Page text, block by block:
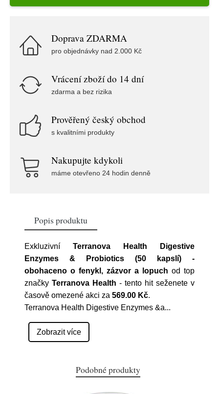
Doprava ZDARMA
pro objednávky nad 2.000 Kč
Vrácení zboží do 14 dní
zdarma a bez rizika
Prověřený český obchod
s kvalitními produkty
Nakupujte kdykoli
máme otevřeno 24 hodin denně
Popis produktu
Exkluzivní Terranova Health Digestive
Enzymes & Probiotics (50 kapslí) -
obohaceno o fenykl, zázvor a lopuch od top
značky Terranova Health - tento hit seženete v
časově omezené akci za 569.00 Kč.
Terranova Health Digestive Enzymes &a...
Zobrazit více
Podobné produkty